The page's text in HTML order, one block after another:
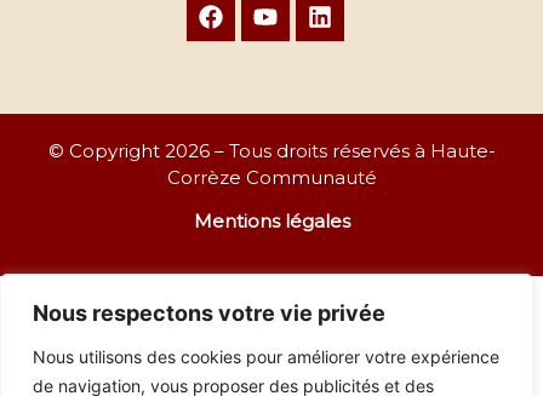
Nous respectons votre vie privée
Nous utilisons des cookies pour améliorer votre expérience
de navigation, vous proposer des publicités et des
© Copyright 2026 – Tous droits réservés à Haute-
Corrèze Communauté
Mentions légales